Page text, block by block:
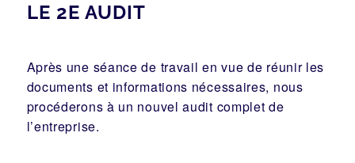
LE 2E AUDIT
Après une séance de travail en vue de réunir les
documents et informations nécessaires, nous
procéderons à un nouvel audit complet de
l’entreprise.